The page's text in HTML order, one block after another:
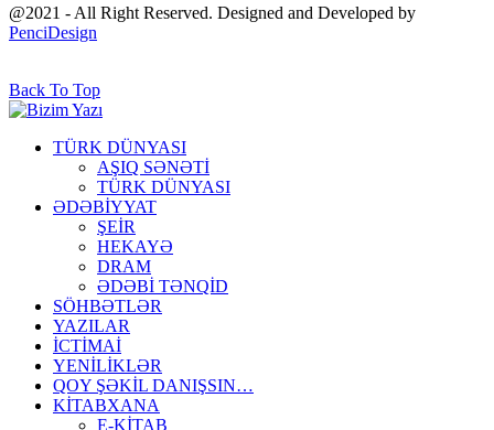
@2021 - All Right Reserved. Designed and Developed by
PenciDesign
Back To Top
TÜRK DÜNYASI
AŞIQ SƏNƏTİ
TÜRK DÜNYASI
ƏDƏBİYYAT
ŞEİR
HEKAYƏ
DRAM
ƏDƏBİ TƏNQİD
SÖHBƏTLƏR
YAZILAR
İCTİMAİ
YENİLİKLƏR
QOY ŞƏKİL DANIŞSIN…
KİTABXANA
E-KİTAB